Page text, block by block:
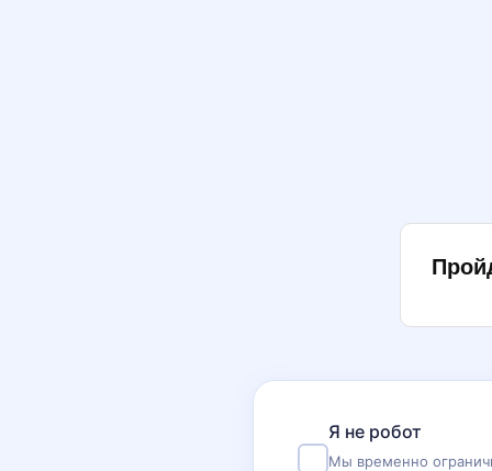
Я не робот
Мы временно